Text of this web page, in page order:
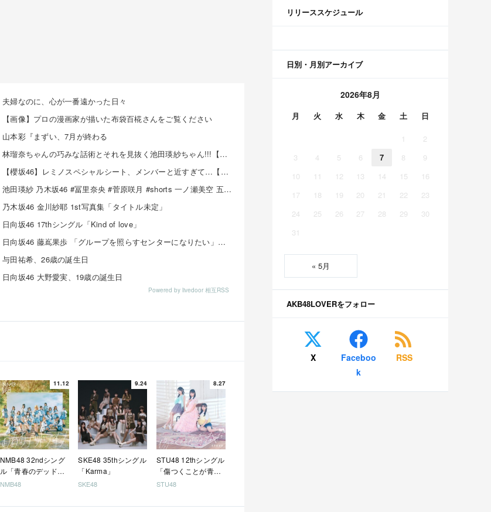
夫婦なのに、心が一番遠かった日々
【画像】プロの漫画家が描いた布袋百椛さんをご覧ください
山本彩『まずい、7月が終わる
林瑠奈ちゃんの巧みな話術とそれを見抜く池田瑛紗ちゃん!!!【乃木坂46】
【櫻坂46】レミノスペシャルシート、メンバーと近すぎて…【全国ツアー2026】
池田瑛紗 乃木坂46 #冨里奈央 #菅原咲月 #shorts 一ノ瀬美空 五百城茉央 瀬戸口心月 奥の反応まとめ
乃木坂46 金川紗耶 1st写真集「タイトル未定」
日向坂46 17thシングル「Kind of love」
日向坂46 藤嶌果歩 「グループを照らすセンターになりたい」何倍もキラキラしたかほりんが降臨【坂道の火曜日】
与田祐希、26歳の誕生日
日向坂46 大野愛実、19歳の誕生日
Powered by livedoor 相互RSS
11.12
NMB48 32ndシング
ル「青春のデッドラ
イン」
NMB48
9.24
SKE48 35thシングル
「Karma」
SKE48
8.27
STU48 12thシングル
「傷つくことが青春
だ」
STU48
リリーススケジュール
日別・月別アーカイブ
2026年8月
月 火 水 木 金 土 日
1
2
3
4 5 6 7 8
9
10
11 12 13 14 15
16
17
18 19 20 21 22
23
24
25 26 27 28 29
30
31
« 5月
AKB48LOVERをフォロー
X
Faceboo
k
RSS